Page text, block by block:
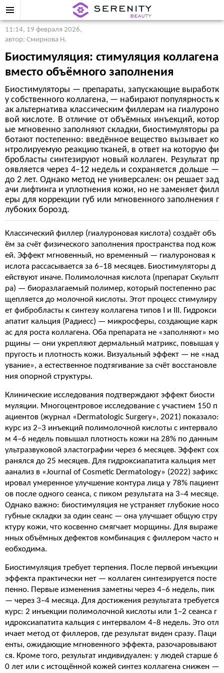
11:14, 19 февраля 2026,
автор: Смирнова Н.
Биостимуляция: стимуляция коллагена
вместо объёмного заполнения
Биостимуляторы — препараты, запускающие выработк
у собственного коллагена, — набирают популярность к
ак альтернатива классическим филлерам на гиалуроно
вой кислоте. В отличие от объёмных инъекций, котор
ые мгновенно заполняют складки, биостимуляторы ра
ботают постепенно: введённое вещество вызывает ко
нтролируемую реакцию тканей, в ответ на которую фи
бробласты синтезируют новый коллаген. Результат пр
оявляется через 4–12 недель и сохраняется дольше —
до 2 лет. Однако метод не универсален: он решает зад
ачи лифтинга и уплотнения кожи, но не заменяет филл
еры для коррекции губ или мгновенного заполнения г
лубоких борозд.
Классический филлер (гиалуроновая кислота) создаёт объ
ём за счёт физического заполнения пространства под кож
ей. Эффект мгновенный, но временный — гиалуроновая к
ислота рассасывается за 6–18 месяцев. Биостимуляторы д
ействуют иначе. Полимолочная кислота (препарат Скульпт
ра) — биоразлагаемый полимер, который постепенно рас
щепляется до молочной кислоты. Этот процесс стимулиру
ет фибробласты к синтезу коллагена типов I и III. Гидрокси
апатит кальция (Радиесс) — микросферы, создающие карк
ас для роста коллагена. Оба препарата не «заполняют» мо
рщины — они укрепляют дермальный матрикс, повышая у
пругость и плотность кожи. Визуальный эффект — не «над
увание», а естественное подтягивание за счёт восстановле
ния опорной структуры.
Клинические исследования подтверждают эффект биости
муляции. Многоцентровое исследование с участием 150 п
ациентов (журнал «Dermatologic Surgery», 2021) показало:
курс из 2–3 инъекций полимолочной кислоты с интервало
м 4–6 недель повышал плотность кожи на 28% по данным
ультразвуковой эластографии через 6 месяцев. Эффект сох
ранялся до 25 месяцев. Для гидроксиапатита кальция мет
аанализ в «Journal of Cosmetic Dermatology» (2022) зафикс
ировал умеренное улучшение контура лица у 78% пациент
ов после одного сеанса, с пиком результата на 3–4 месяце.
Однако важно: биостимуляция не устраняет глубокие носо
губные складки за один сеанс — она улучшает общую стру
ктуру кожи, что косвенно смягчает морщины. Для выраже
нных объёмных дефектов комбинация с филлером часто н
еобходима.
Биостимуляция требует терпения. После первой инъекции
эффекта практически нет — коллаген синтезируется посте
пенно. Первые изменения заметны через 4–6 недель, пик
— через 3–4 месяца. Для достижения результата требуется
курс: 2 инъекции полимолочной кислоты или 1–2 сеанса г
идроксиапатита кальция с интервалом 4–8 недель. Это отл
ичает метод от филлеров, где результат виден сразу. Паци
енты, ожидающие мгновенного эффекта, разочаровывают
ся. Кроме того, результат индивидуален: у людей старше 6
0 лет или с истощённой кожей синтез коллагена снижен —